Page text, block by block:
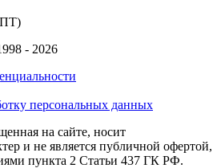
- 2026
персональных данных
на сайте, носит
и не является публичной офертой,
пункта 2 Cтатьи 437 ГК РФ.